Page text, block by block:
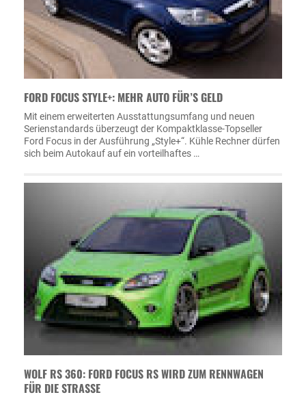
FORD FOCUS STYLE+: MEHR AUTO FÜR’S GELD
Mit einem erweiterten Ausstattungsumfang und neuen
Serienstandards überzeugt der Kompaktklasse-Topseller
Ford Focus in der Ausführung „Style+“. Kühle Rechner dürfen
sich beim Autokauf auf ein vorteilhaftes …
WOLF RS 360: FORD FOCUS RS WIRD ZUM RENNWAGEN
FÜR DIE STRASSE